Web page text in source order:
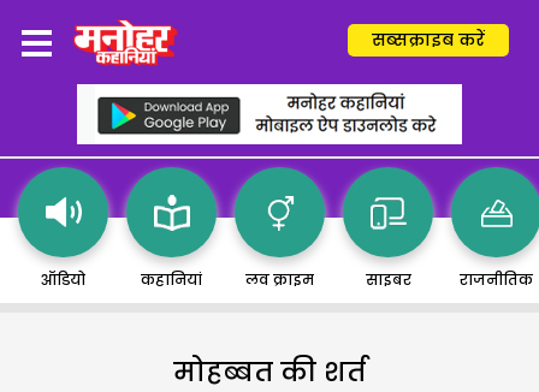
सब्सक्राइब करें
ऑडियो कहानियां लव क्राइम साइबर राजनीतिक
मोहब्बत की शर्त